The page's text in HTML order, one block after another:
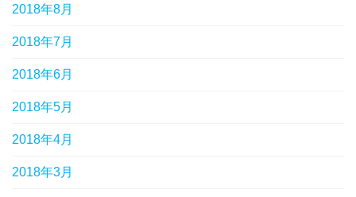
2018年8月
2018年7月
2018年6月
2018年5月
2018年4月
2018年3月